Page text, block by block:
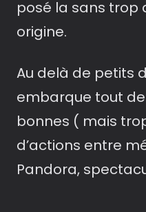
posé la sans trop
origine.
Au delà de petits
embarque tout
bonnes ( mais
d’actions entre
Pandora,